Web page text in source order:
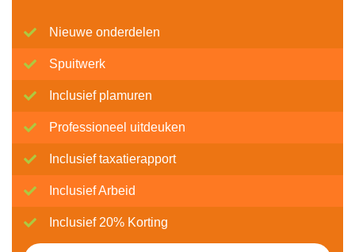
Nieuwe onderdelen
Spuitwerk
Inclusief plamuren
Professioneel uitdeuken
Inclusief taxatierapport
Inclusief Arbeid
Inclusief 20% Korting